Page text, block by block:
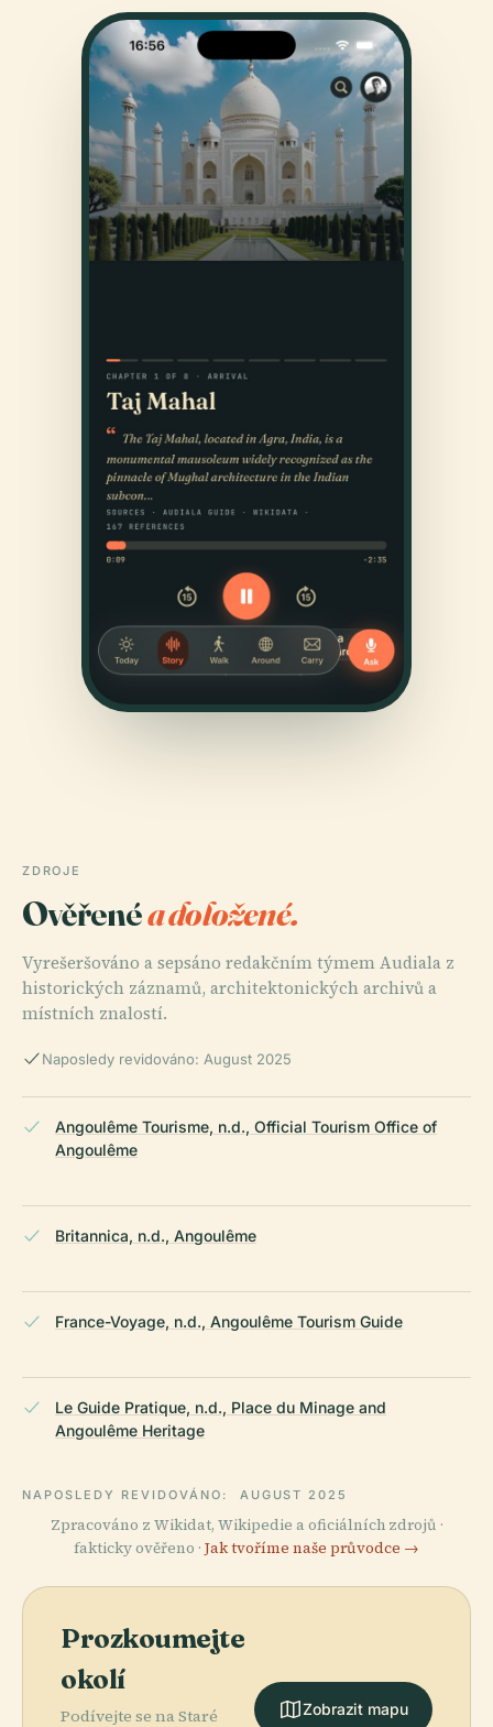
ZDROJE
Ověřenéa doložené.
Vyrešeršováno a sepsáno redakčním týmem Audiala z
historických záznamů, architektonických archivů a
místních znalostí.
Naposledy revidováno: August 2025
Angoulême Tourisme, n.d., Official Tourism Office of
Angoulême
Britannica, n.d., Angoulême
France-Voyage, n.d., Angoulême Tourism Guide
Le Guide Pratique, n.d., Place du Minage and
Angoulême Heritage
NAPOSLEDY REVIDOVÁNO: AUGUST 2025
Zpracováno z Wikidat, Wikipedie a oficiálních zdrojů ·
fakticky ověřeno · Jak tvoříme naše průvodce →
Prozkoumejte
okolí
Podívejte se na Staré
Zobrazit mapu